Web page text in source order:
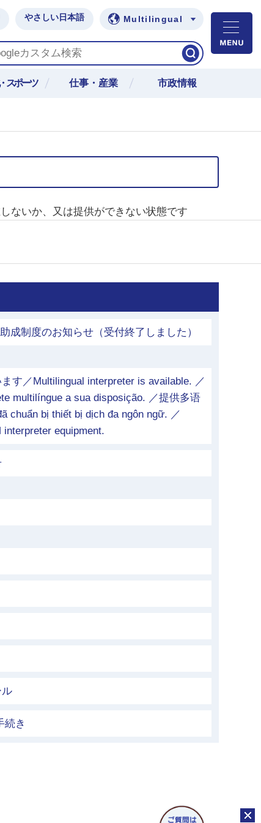
やさしい日本語 Multilingual
スポーツ 仕事・産業 市政情報
ないか、又は提供ができない状態です
成制度のお知らせ（受付終了しました）
す／Multilingual interpreter is available. ／
multilíngue a sua disposição. ／提供多语
chuẩn bị thiết bị dịch đa ngôn ngữ. ／
interpreter equipment.
続き
チャ